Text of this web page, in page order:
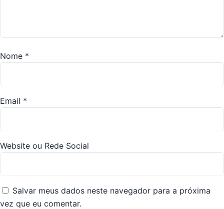
Nome *
Email *
Website ou Rede Social
Salvar meus dados neste navegador para a próxima
vez que eu comentar.